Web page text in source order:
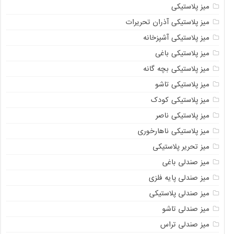
میز پلاستیکی
میز پلاستیکی آذران تحریرات
میز پلاستیکی آشپزخانه
میز پلاستیکی باغی
میز پلاستیکی بچه گانه
میز پلاستیکی تاشو
میز پلاستیکی کودک
میز پلاستیکی ناصر
میز پلاستیکی ناهارخوری
میز تحریر پلاستیکی
میز صندلی باغی
میز صندلی پایه فلزی
میز صندلی پلاستیکی
میز صندلی تاشو
میز صندلی تراس